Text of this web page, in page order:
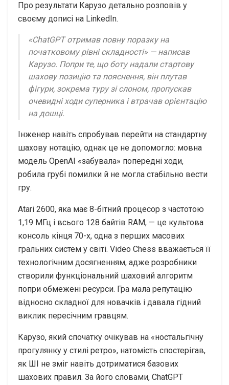
Про результати Карузо детально розповів у
своєму дописі на LinkedIn.
«ChatGPT отримав повну поразку на
початковому рівні складності» — написав
Карузо. Попри те, що боту надали стартову
шахову позицію та пояснення, він плутав
фігури, зокрема туру зі слоном, пропускав
очевидні ходи суперника і втрачав орієнтацію
на дошці.
Інженер навіть спробував перейти на стандартну
шахову нотацію, однак це не допомогло: мовна
модель OpenAI «забувала» попередні ходи,
робила грубі помилки й не могла стабільно вести
гру.
Atari 2600, яка має 8-бітний процесор з частотою
1,19 МГц і всього 128 байтів RAM, — це культова
консоль кінця 70-х, одна з перших масових
гральних систем у світі. Video Chess вважається її
технологічним досягненням, адже розробники
створили функціональний шаховий алгоритм
попри обмежені ресурси. Гра мала репутацію
відносно складної для новачків і давала гідний
виклик пересічним гравцям.
Карузо, який спочатку очікував на «ностальгічну
прогулянку у стилі ретро», натомість спостерігав,
як ШІ не зміг навіть дотриматися базових
шахових правил. За його словами, ChatGPT